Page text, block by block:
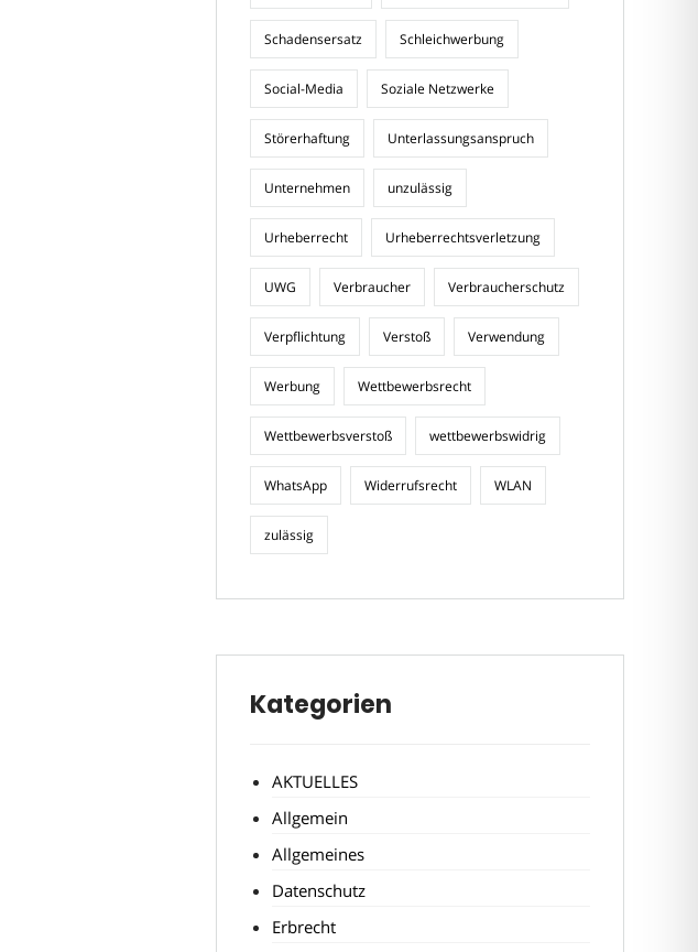
Schadensersatz Schleichwerbung
Social-Media Soziale Netzwerke
Störerhaftung Unterlassungsanspruch
Unternehmen unzulässig
Urheberrecht Urheberrechtsverletzung
UWG Verbraucher Verbraucherschutz
Verpflichtung Verstoß Verwendung
Werbung Wettbewerbsrecht
Wettbewerbsverstoß wettbewerbswidrig
WhatsApp Widerrufsrecht WLAN
zulässig
Kategorien
AKTUELLES
Allgemein
Allgemeines
Datenschutz
Erbrecht